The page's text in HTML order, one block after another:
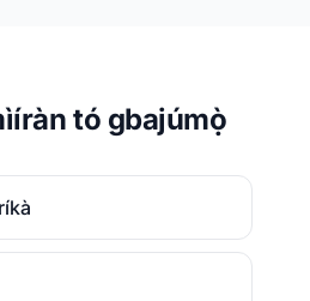
tó gbajúmọ̀